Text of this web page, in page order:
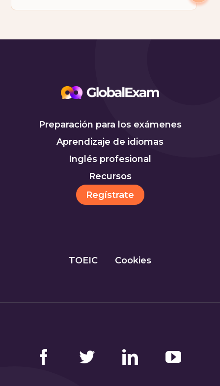
Preparación para los exámenes
Aprendizaje de idiomas
Inglés profesional
Recursos
Regístrate
TOEIC Cookies